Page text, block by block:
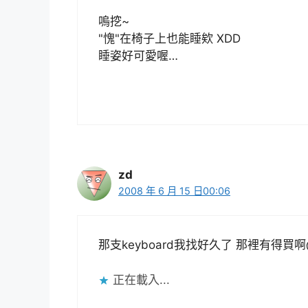
嗚挖~
"愧"在椅子上也能睡欸 XDD
睡姿好可愛喔…
zd
2008 年 6 月 15 日00:06
那支keyboard我找好久了 那裡有得買啊
正在載入...